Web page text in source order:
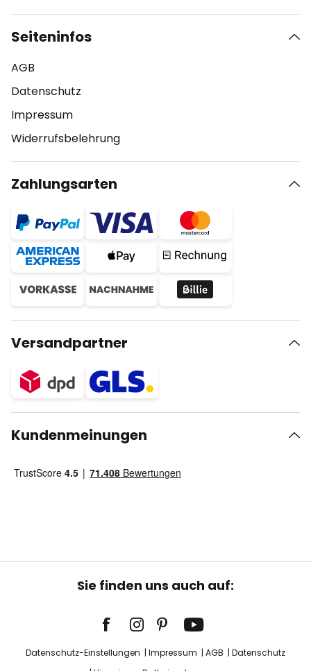
Seiteninfos
AGB
Datenschutz
Impressum
Widerrufsbelehrung
Zahlungsarten
Versandpartner
Kundenmeinungen
Sie finden uns auch auf:
Datenschutz-Einstellungen Impressum AGB
Datenschutz